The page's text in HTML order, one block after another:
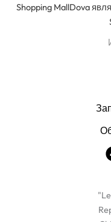
Shopping MallDova